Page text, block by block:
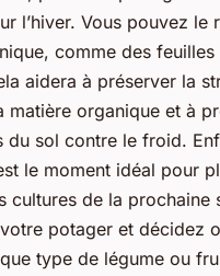
l’hiver. Vous pouvez le
comme des
aidera à préserver la
matière organique et à
du sol contre le froid.
le moment idéal pour
cultures de la prochaine
potager et décidez
type de légume ou